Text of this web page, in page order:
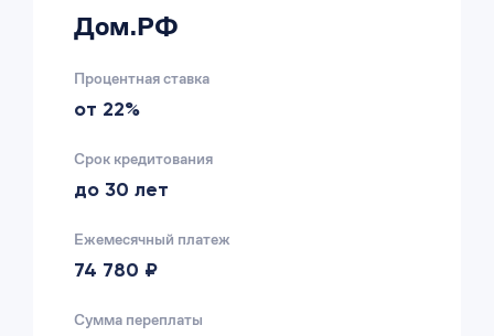
Дом.РФ
Процентная ставка
от 22%
Срок кредитования
до 30 лет
Ежемесячный платеж
74 780 ₽
Сумма переплаты